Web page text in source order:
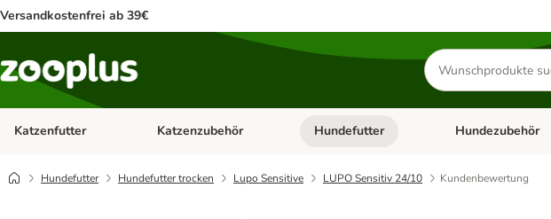
Versandkostenfrei ab 39€
Produkte
suchen
Katzenfutter Kategorie-Menü öffnen: Katzenfutter
Katzenzubehör Kategorie-Menü öffnen: Katzenzubehör
Hundefutter Kategorie-Menü
Hundezubehör
Hundefutter Hundefutter trocken Lupo Sensitive LUPO Sensitiv 24/10 Kundenbewertung